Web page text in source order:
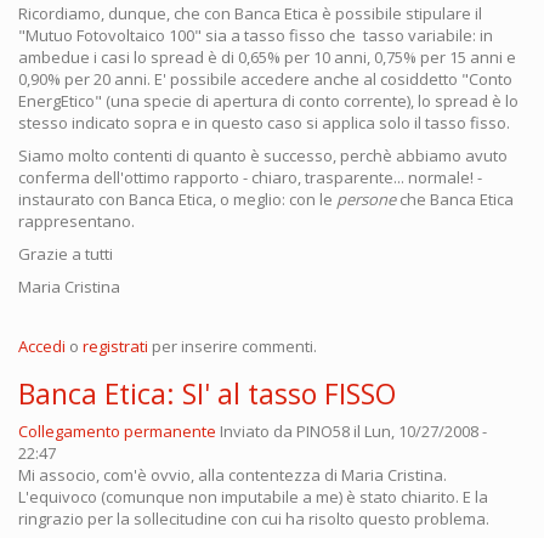
Ricordiamo, dunque, che con Banca Etica è possibile stipulare il
"Mutuo Fotovoltaico 100" sia a tasso fisso che tasso variabile: in
ambedue i casi lo spread è di 0,65% per 10 anni, 0,75% per 15 anni e
0,90% per 20 anni. E' possibile accedere anche al cosiddetto "Conto
EnergEtico" (una specie di apertura di conto corrente), lo spread è lo
stesso indicato sopra e in questo caso si applica solo il tasso fisso.
Siamo molto contenti di quanto è successo, perchè abbiamo avuto
conferma dell'ottimo rapporto - chiaro, trasparente... normale! -
instaurato con Banca Etica, o meglio: con le personeche Banca Etica
rappresentano.
Grazie a tutti
Maria Cristina
Accedi o registrati per inserire commenti.
Banca Etica: SI' al tasso FISSO
Collegamento permanente Inviato da PINO58 il Lun, 10/27/2008 -
22:47
Mi associo, com'è ovvio, alla contentezza di Maria Cristina.
L'equivoco (comunque non imputabile a me) è stato chiarito. E la
ringrazio per la sollecitudine con cui ha risolto questo problema.